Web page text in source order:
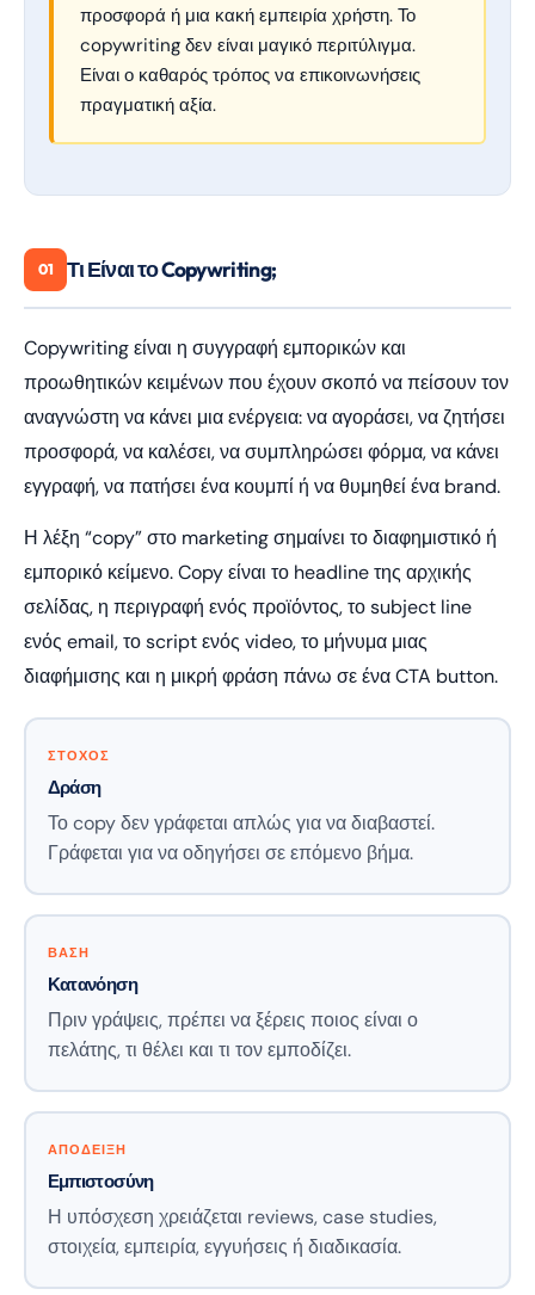
προσφορά ή μια κακή εμπειρία χρήστη. Το
copywriting δεν είναι μαγικό περιτύλιγμα.
Είναι ο καθαρός τρόπος να επικοινωνήσεις
πραγματική αξία.
01 Τι Είναι το Copywriting;
Copywriting είναι η συγγραφή εμπορικών και
προωθητικών κειμένων που έχουν σκοπό να πείσουν τον
αναγνώστη να κάνει μια ενέργεια: να αγοράσει, να ζητήσει
προσφορά, να καλέσει, να συμπληρώσει φόρμα, να κάνει
εγγραφή, να πατήσει ένα κουμπί ή να θυμηθεί ένα brand.
Η λέξη “copy” στο marketing σημαίνει το διαφημιστικό ή
εμπορικό κείμενο. Copy είναι το headline της αρχικής
σελίδας, η περιγραφή ενός προϊόντος, το subject line
ενός email, το script ενός video, το μήνυμα μιας
διαφήμισης και η μικρή φράση πάνω σε ένα CTA button.
ΣΤΟΧΟΣ
Δράση
Το copy δεν γράφεται απλώς για να διαβαστεί.
Γράφεται για να οδηγήσει σε επόμενο βήμα.
ΒΑΣΗ
Κατανόηση
Πριν γράψεις, πρέπει να ξέρεις ποιος είναι ο
πελάτης, τι θέλει και τι τον εμποδίζει.
ΑΠΟΔΕΙΞΗ
Εμπιστοσύνη
Η υπόσχεση χρειάζεται reviews, case studies,
στοιχεία, εμπειρία, εγγυήσεις ή διαδικασία.